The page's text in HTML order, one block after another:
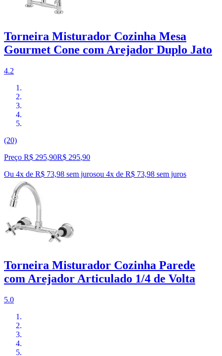
Torneira Misturador Cozinha Mesa
Gourmet Cone com Arejador Duplo Jato
4.2
(20)
Preço R$ 295,90R$ 295,90
Ou 4x de R$ 73,98 sem jurosou 4x de R$ 73,98 sem juros
Torneira Misturador Cozinha Parede
com Arejador Articulado 1/4 de Volta
5.0